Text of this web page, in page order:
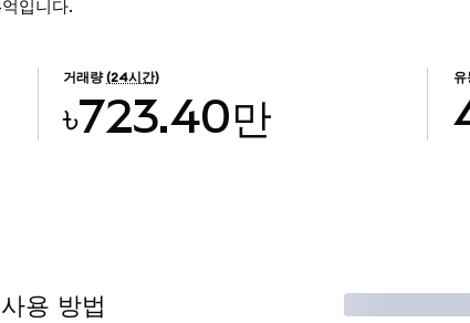
입니다.
거래량 (24시간)
৳723.40만
유
용 방법 거래